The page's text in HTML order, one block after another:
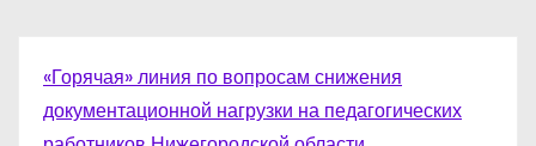
«Горячая» линия по вопросам снижения
документационной нагрузки на педагогических